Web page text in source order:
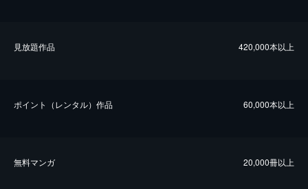
⾒放題作品 420,000本以上
ポイント（レンタル）作品 60,000本以上
無料マンガ 20,000冊以上